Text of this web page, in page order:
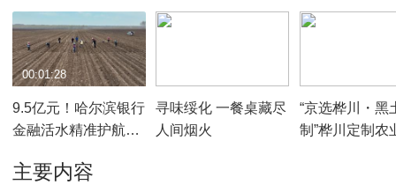
9.5亿元！哈尔滨银行
金融活水精准护航春
00:01:28
寻味绥化 一餐桌藏尽
人间烟火
“京选桦川・黑
制”桦川定制农
主要内容